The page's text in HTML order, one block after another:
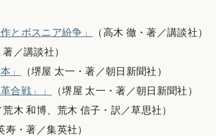
とボスニア紛争」
（高木 徹・著／講談社）
著／講談社）
」
（堺屋 太一・著／朝日新聞社）
合戦」」
（堺屋 太一・著／朝日新聞社）
荒木 和博、荒木 信子・訳／草思社）
寿・著／集英社）